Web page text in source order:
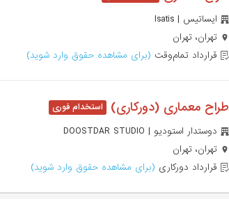
ایساتیس | Isatis
تهران، تهران
قرارداد تمام‌وقت (برای مشاهده حقوق وارد شوید)
طراح معماری (دورکاری)
دوستدار استودیو | DOOSTDAR STUDIO
تهران، تهران
قرارداد دورکاری (برای مشاهده حقوق وارد شوید)